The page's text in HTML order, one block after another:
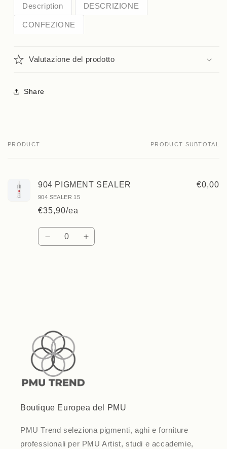
Description DESCRIZIONE
CONFEZIONE
Valutazione del prodotto
Share
Your
PRODUCT PRODUCT SUBTOTAL
904 PIGMENT SEALER
904 SEALER 15
€35,90/ea
€0,00
Quantity
Decrease Increase
Boutique Europea del PMU
PMU Trend seleziona pigmenti, aghi e forniture
professionali per PMU Artist, studi e accademie,